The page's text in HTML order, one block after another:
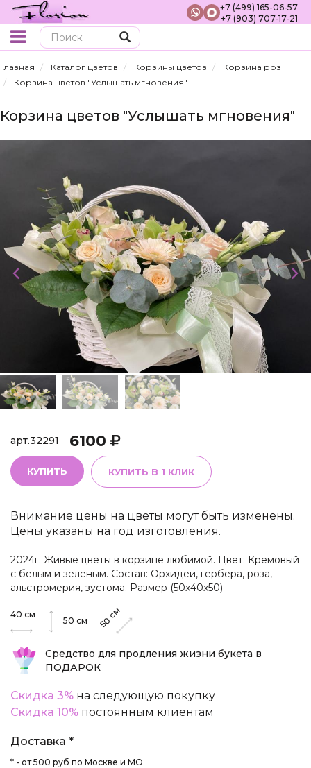
+7 (499) 165-06-57
+7 (903) 707-17-21
Главная Каталог цветов Корзины цветов
Корзина роз
Корзина цветов "Услышать мгновения"
Корзина цветов "Услышать мгновения"
арт.32291 6100
КУПИТЬ КУПИТЬ В 1 КЛИК
Внимание цены на цветы могут быть изменены.
Цены указаны на год изготовления.
2024г. Живые цветы в корзине любимой. Цвет: Кремовый
с белым и зеленым. Состав: Орхидеи, гербера, роза,
альстромерия, зустома. Размер (50х40х50)
40 см
50 см 50
см
Средство для продления жизни букета в
ПОДАРОК
Скидка 3% на следующую покупку
Скидка 10% постоянным клиентам
Доставка *
* - от 500 руб по Москве и МО